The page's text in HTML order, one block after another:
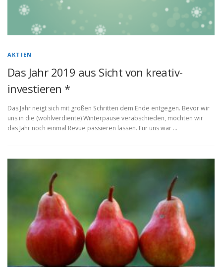
AKTIEN
Das Jahr 2019 aus Sicht von kreativ-
investieren *
Das Jahr neigt sich mit großen Schritten dem Ende entgegen. Bevor wir
uns in die (wohlverdiente) Winterpause verabschieden, möchten wir
das Jahr noch einmal Revue passieren lassen. Für uns war …